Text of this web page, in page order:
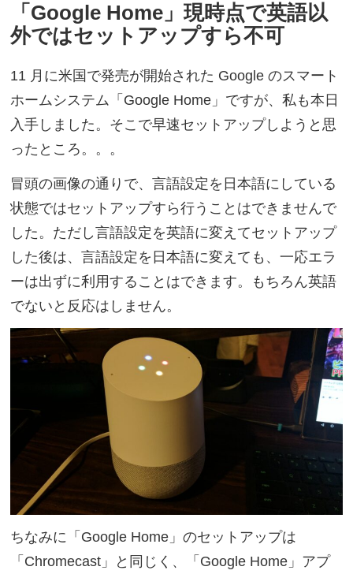
「Google Home」現時点で英語以
外ではセットアップすら不可
11 月に米国で発売が開始された Google のスマート
ホームシステム「Google Home」ですが、私も本日
入手しました。そこで早速セットアップしようと思
ったところ。。。
冒頭の画像の通りで、言語設定を日本語にしている
状態ではセットアップすら行うことはできませんで
した。ただし言語設定を英語に変えてセットアップ
した後は、言語設定を日本語に変えても、一応エラ
ーは出ずに利用することはできます。もちろん英語
でないと反応はしません。
ちなみに「Google Home」のセットアップは
「Chromecast」と同じく、「Google Home」アプ